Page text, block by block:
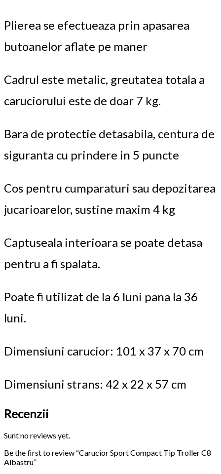
Plierea se efectueaza prin apasarea
butoanelor aflate pe maner
Cadrul este metalic, greutatea totala a
caruciorului este de doar 7 kg.
Bara de protectie detasabila, centura de
siguranta cu prindere in 5 puncte
Cos pentru cumparaturi sau depozitarea
jucarioarelor, sustine maxim 4 kg
Captuseala interioara se poate detasa
pentru a fi spalata.
Poate fi utilizat de la 6 luni pana la 36
luni.
Dimensiuni carucior: 101 x 37 x 70 cm
Dimensiuni strans: 42 x 22 x 57 cm
Recenzii
Sunt no reviews yet.
Be the first to review “Carucior Sport Compact Tip Troller C8
Albastru”